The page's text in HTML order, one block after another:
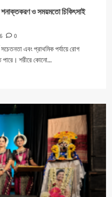
শনাক্তকরণ ও সময়মতো চিকিৎসাই
0
এবং প্রাথমিক পর্যায়ে রোগ
পারে। শরীরে কোনো...